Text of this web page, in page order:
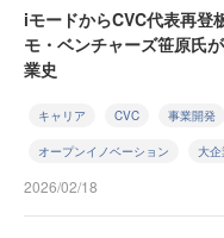
iモードからCVC代表再登
モ・ベンチャーズ笹原氏
業史
キャリア CVC 事業開発
オープンイノベーション 大
2026/02/18